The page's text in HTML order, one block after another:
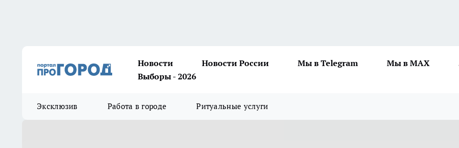
Новости Новости России Мы в Telegram Мы в MAX
Выборы - 2026
Эксклюзив Работа в городе Ритуальные услуги